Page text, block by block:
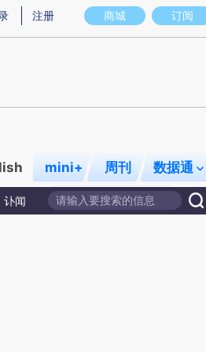
实意图存在偏差。不代表财新观点和立场。
商城 订阅
注册
mini+ 周刊 数据通
讣闻